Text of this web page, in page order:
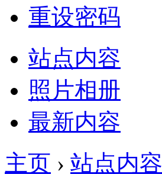
重设密码
站点内容
照片相册
最新内容
主页 › 站点内容